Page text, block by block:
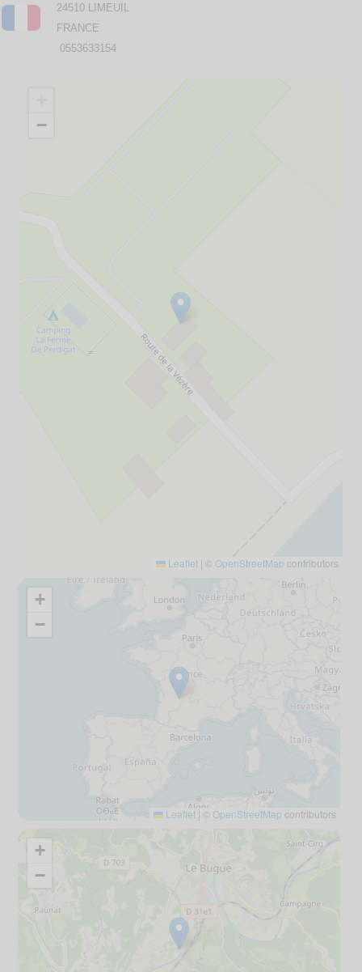
24510 LIMEUIL
FRANCE
0553633154
−
Leaflet | © OpenStreetMap contributors
+
−
Leaflet | ©OpenStreetMap contributors
+
−